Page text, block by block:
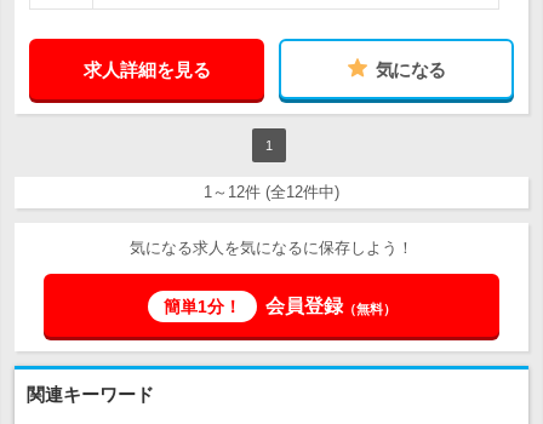
求人詳細を見る 気になる
1
1～12件 (全12件中)
気になる求人を気になるに保存しよう！
簡単1分！ 会員登録（無料）
関連キーワード